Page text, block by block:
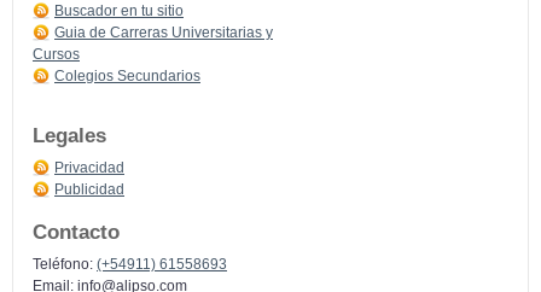
Buscador en tu sitio
Guia de Carreras Universitarias y
Cursos
Colegios Secundarios
Legales
Privacidad
Publicidad
Contacto
Teléfono: (+54911) 61558693
Email: info@alipso.com